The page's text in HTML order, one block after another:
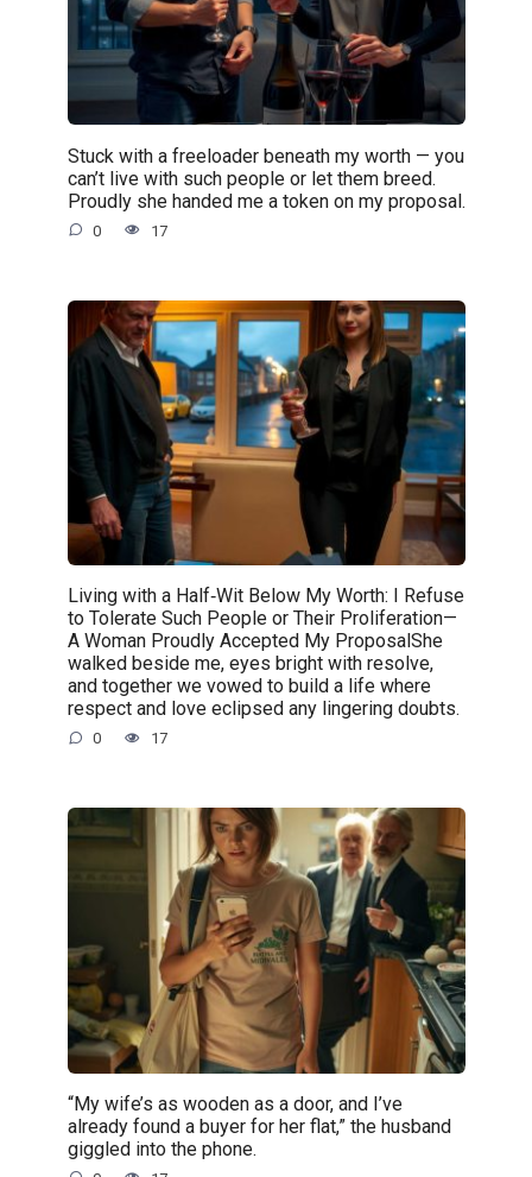
Stuck with a freeloader beneath my worth — you
can’t live with such people or let them breed.
Proudly she handed me a token on my proposal.
0 17
Living with a Half‑Wit Below My Worth: I Refuse
to Tolerate Such People or Their Proliferation—
A Woman Proudly Accepted My ProposalShe
walked beside me, eyes bright with resolve,
and together we vowed to build a life where
respect and love eclipsed any lingering doubts.
0 17
“My wife’s as wooden as a door, and I’ve
already found a buyer for her flat,” the husband
giggled into the phone.